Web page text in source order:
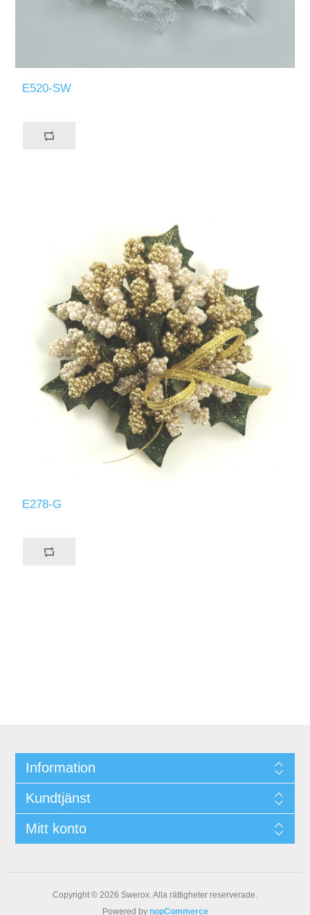
E520-SW
E278-G
Information
Kundtjänst
Mitt konto
Copyright © 2026 Swerox. Alla rättigheter reserverade.
Powered by nopCommerce